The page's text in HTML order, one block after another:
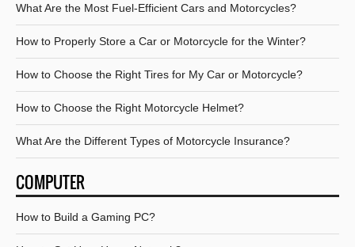
What Are the Most Fuel-Efficient Cars and Motorcycles?
How to Properly Store a Car or Motorcycle for the Winter?
How to Choose the Right Tires for My Car or Motorcycle?
How to Choose the Right Motorcycle Helmet?
What Are the Different Types of Motorcycle Insurance?
COMPUTER
How to Build a Gaming PC?